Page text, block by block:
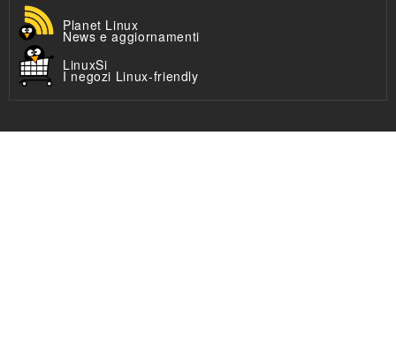
Planet Linux
News e aggiornamenti
LinuxSi
I negozi Linux-friendly